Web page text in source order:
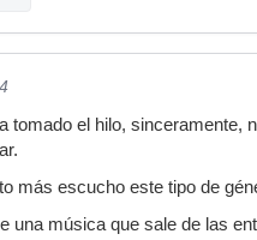
tomado el hilo, sinceramente,
más escucho este tipo de
una música que sale de las